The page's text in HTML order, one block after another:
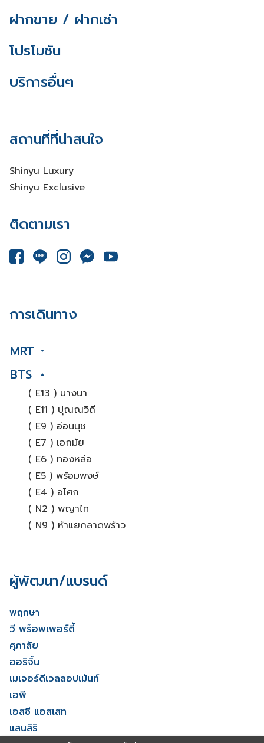
ฝากขาย / ฝากเช่า
โปรโมชัน
บริการอื่นๆ
สถานที่ที่น่าสนใจ
Shinyu Luxury
Shinyu Exclusive
ติดตามเรา
การเดินทาง
MRT
BTS
( E13 ) บางนา
( E11 ) ปุณณวิถี
( E9 ) อ่อนนุช
( E7 ) เอกมัย
( E6 ) ทองหล่อ
( E5 ) พร้อมพงษ์
( E4 ) อโศก
( N2 ) พญาไท
( N9 ) ห้าแยกลาดพร้าว
ผู้พัฒนา/แบรนด์
พฤกษา
วี พร็อพเพอร์ตี้
ศุภาลัย
ออริจิ้น
เมเจอร์ดีเวลลอปเม้นท์
เอพี
เอสซี แอสเสท
แสนสิริ